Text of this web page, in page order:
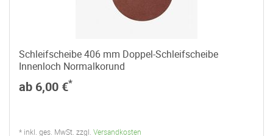
Schleifscheibe 406 mm Doppel-Schleifscheibe
Innenloch Normalkorund
ab 6,00 €*
* inkl. ges. MwSt. zzgl. Versandkosten